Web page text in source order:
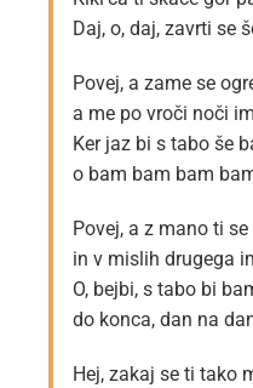
Daj, o, daj, zavrti se
Povej, a zame se
a me po vroči noči
Ker jaz bi s tabo še
o bam bam bam
Povej, a z mano ti
in v mislih drugega
O, bejbi, s tabo bi
do konca, dan na
Hej, zakaj se ti tako